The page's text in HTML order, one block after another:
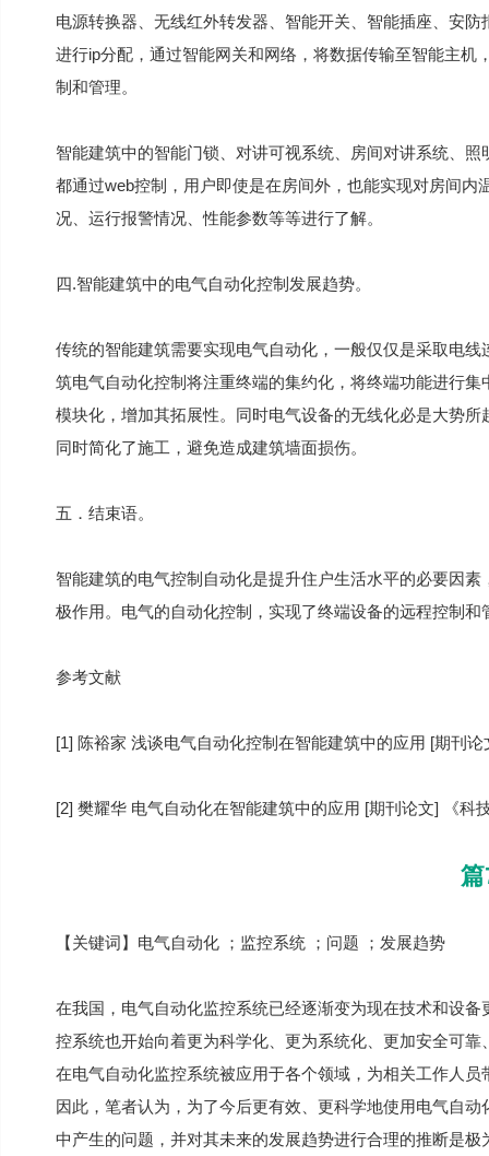
电源转换器、无线红外转发器、智能开关、智能插座、安
进行ip分配，通过智能网关和网络，将数据传输至智能主
制和管理。
智能建筑中的智能门锁、对讲可视系统、房间对讲系统、
都通过web控制，用户即使是在房间外，也能实现对房间
况、运行报警情况、性能参数等等进行了解。
四.智能建筑中的电气自动化控制发展趋势。
传统的智能建筑需要实现电气自动化，一般仅仅是采取电
筑电气自动化控制将注重终端的集约化，将终端功能进行
模块化，增加其拓展性。同时电气设备的无线化必是大势
同时简化了施工，避免造成建筑墙面损伤。
五．结束语。
智能建筑的电气控制自动化是提升住户生活水平的必要因
极作用。电气的自动化控制，实现了终端设备的远程控制
参考文献
[1] 陈裕家 浅谈电气自动化控制在智能建筑中的应用 [期刊
[2] 樊耀华 电气自动化在智能建筑中的应用 [期刊论文] 《科
【关键词】电气自动化 ；监控系统 ；问题 ；发展趋势
在我国，电气自动化监控系统已经逐渐变为现在技术和设
控系统也开始向着更为科学化、更为系统化、更加安全可
在电气自动化监控系统被应用于各个领域，为相关工作人
因此，笔者认为，为了今后更有效、更科学地使用电气自
中产生的问题，并对其未来的发展趋势进行合理的推断是极